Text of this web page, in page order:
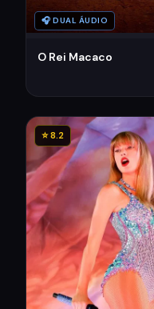
🎧 DUAL ÁUDIO
O Rei Macaco
⭐ 8.2